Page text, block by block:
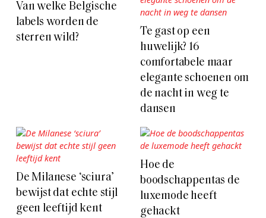
Van welke Belgische
labels worden de
sterren wild?
Te gast op een
huwelijk? 16
comfortabele maar
elegante schoenen om
de nacht in weg te
dansen
De Milanese ‘sciura’
bewijst dat echte stijl
geen leeftijd kent
Hoe de
boodschappentas de
luxemode heeft
gehackt